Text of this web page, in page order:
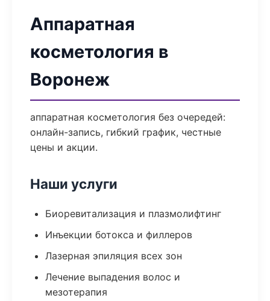
Аппаратная
косметология в
Воронеж
аппаратная косметология без очередей:
онлайн-запись, гибкий график, честные
цены и акции.
Наши услуги
Биоревитализация и плазмолифтинг
Инъекции ботокса и филлеров
Лазерная эпиляция всех зон
Лечение выпадения волос и
мезотерапия